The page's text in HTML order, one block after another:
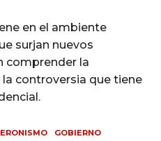
en el ambiente
surjan nuevos
comprender la
controversia que tiene
GOBIERNO